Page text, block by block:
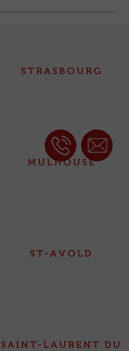
STRASBOURG
MULHOUSE
ST-AVOLD
SAINT-LAURENT DU